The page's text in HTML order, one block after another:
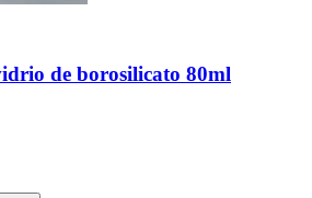
de borosilicato 80ml